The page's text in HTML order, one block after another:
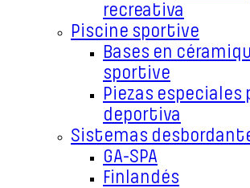
recreativa
Piscine sportive
Bases en
sportive
Piezas especiales
deportiva
Sistemas
GA-SPA
Finlandés